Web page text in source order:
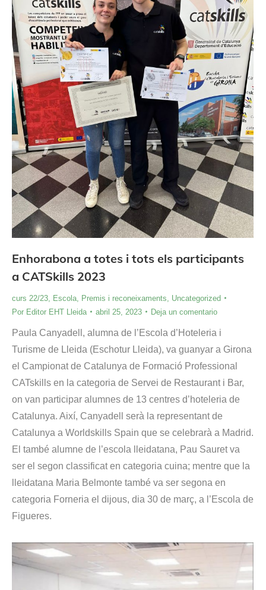
Enhorabona a totes i tots els participants
a CATSkills 2023
curs 22/23 Escola Premis i reconeixaments
Uncategorized
Por Editor EHT Lleida abril 25, 2023 Deja un comentario
Paula Canyadell, alumna de l’Escola d’Hoteleria i
Turisme de Lleida (Eschotur Lleida), va guanyar a Girona
el Campionat de Catalunya de Formació Professional
CATskills en la categoria de Servei de Restaurant i Bar,
on van participar alumnes de 13 centres d’hoteleria de
Catalunya. Així, Canyadell serà la representant de
Catalunya a Worldskills Spain que se celebrarà a Madrid.
El també alumne de l’escola lleidatana, Pau Sauret va
ser el segon classificat en categoria cuina; mentre que la
lleidatana Maria Belmonte també va ser segona en
categoria Forneria el dijous, dia 30 de març, a l’Escola de
Figueres.